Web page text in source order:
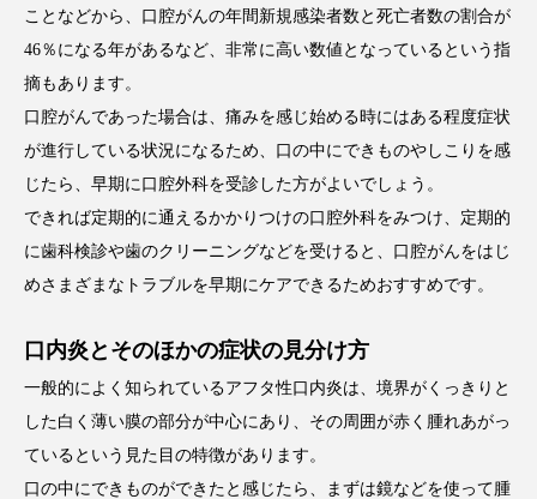
ことなどから、口腔がんの年間新規感染者数と死亡者数の割合が
46％になる年があるなど、非常に高い数値となっているという指
摘もあります。
口腔がんであった場合は、痛みを感じ始める時にはある程度症状
が進行している状況になるため、口の中にできものやしこりを感
じたら、早期に口腔外科を受診した方がよいでしょう。
できれば定期的に通えるかかりつけの口腔外科をみつけ、定期的
に歯科検診や歯のクリーニングなどを受けると、口腔がんをはじ
めさまざまなトラブルを早期にケアできるためおすすめです。
口内炎とそのほかの症状の見分け方
一般的によく知られているアフタ性口内炎は、境界がくっきりと
した白く薄い膜の部分が中心にあり、その周囲が赤く腫れあがっ
ているという見た目の特徴があります。
口の中にできものができたと感じたら、まずは鏡などを使って腫